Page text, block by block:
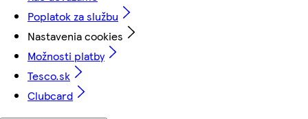
Poplatok za službu
Nastavenia cookies
Možnosti platby
Tesco.sk
Clubcard